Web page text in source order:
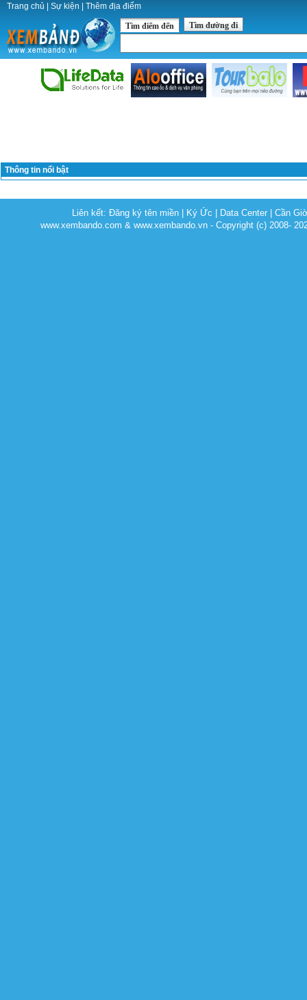
Trang chủ Sự kiện Thêm địa điểm
Tìm điểm đến Tìm đường đi
Thông tin nổi bật
Liên kết:Đăng ký tên miền Ký Ức Data Center |Cần
www.xembando.com & www.xembando.vn - Copyright (c) 2008-